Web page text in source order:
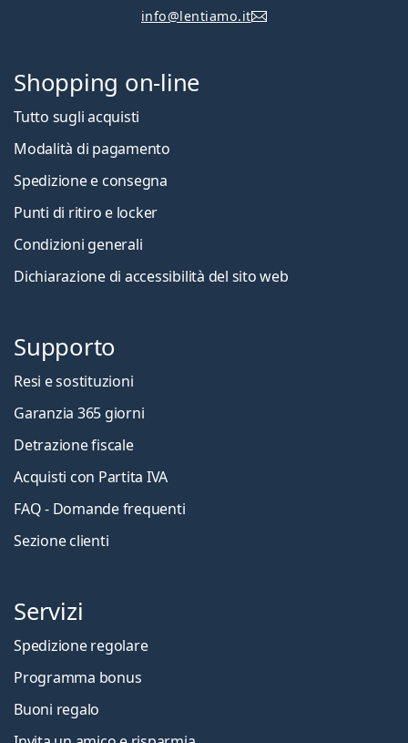
info@lentiamo.it
Shopping on-line
Tutto sugli acquisti
Modalità di pagamento
Spedizione e consegna
Punti di ritiro e locker
Condizioni generali
Dichiarazione di accessibilità del sito web
Supporto
Resi e sostituzioni
Garanzia 365 giorni
Detrazione fiscale
Acquisti con Partita IVA
FAQ - Domande frequenti
Sezione clienti
Servizi
Spedizione regolare
Programma bonus
Buoni regalo